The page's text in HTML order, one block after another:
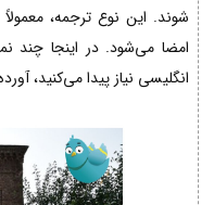
شوند. این نوع ترجمه،
امضا می‌شود. در اینجا چند
انگلیسی نیاز پیدا می‌کنید،